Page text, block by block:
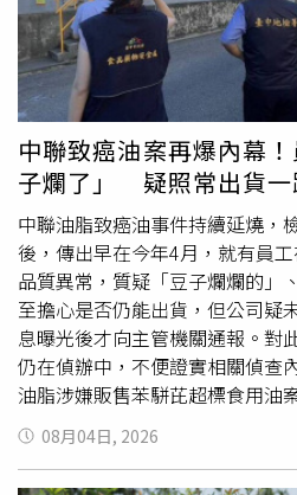
說，「同一個人，同一個時間，
頭一回。大家對他只有一個要求
政弘也提醒，如果不慎被魚刺卡
1、立刻停止進食，可以先張嘴
喉嚨，有些狀況可以看得到、夾
應盡快去找耳鼻喉科。2、如果
口或喉嚨深處持續異物感、吞嚥
魚刺已經到食道，需找腸胃科照
置與魚刺實際卡住位置不一定相
了什麼魚、什麼時候吃、痛在哪
4、X光幾乎看不到魚刺，X光偵
沒緩解，還是建議進一步做電腦
由吞菜、吞饅頭、吞白飯，來試
會卡住的魚刺又硬又尖，若再次
深。6、不用想著可以喝醋來快
要煮到整條魚連骨帶刺都酥到能
加上數小時的小火慢煨料理，單
中聯致癌油案再爆內幕
子爛了」 疑照常出貨一
中聯油脂致癌油事件持續延燒，
後，傳出早在今年4月，就有員
品質異常，質疑「豆子爛爛的」
至擔心是否仍能出貨，但公司疑
息曝光後才向主管機關通報。對
仍在偵辦中，不便證實相關偵查
油脂涉嫌販售苯駢芘超標食用油
脂及泰山公司，並查扣多支手機
請羈押中聯總經理余凌冲、煉油
總經理沈怡君、現任總經理蔡國
08月04日, 2026